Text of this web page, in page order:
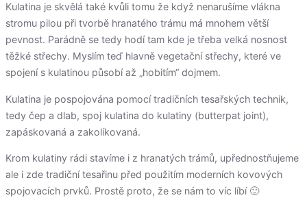
Kulatina je skvělá také kvůli tomu že když nenarušíme vlákna
stromu pilou při tvorbě hranatého trámu má mnohem větší
pevnost. Parádně se tedy hodí tam kde je třeba velká nosnost
těžké střechy. Myslím teď hlavně vegetační střechy, které ve
spojení s kulatinou působí až „hobitím“ dojmem.
Kulatina je pospojována pomocí tradičních tesařských technik,
tedy čep a dlab, spoj kulatina do kulatiny (butterpat joint),
zapáskovaná a zakolíkovaná.
Krom kulatiny rádi stavíme i z hranatých trámů, upřednostňujeme
ale i zde tradiční tesařinu před použitím moderních kovových
spojovacích prvků. Prostě proto, že se nám to víc líbí 🙂